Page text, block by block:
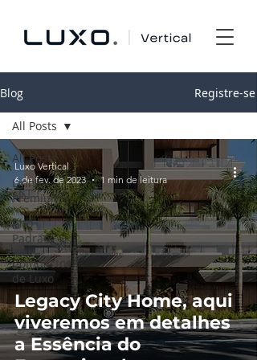
Blog Registre-se
All Posts
Linha
Premium
Alto
Padrão
Compactos
de Luxo
All Posts
Legacy City Home, aqui
viveremos em detalhes
a Essência do
Luxo Vertical
6 de fev. de 2023
1 min de leitura